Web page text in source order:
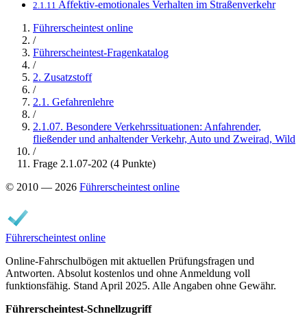
2.1.11 Affektiv-emotionales Verhalten im Straßenverkehr
Führerscheintest online
/
Führerscheintest-Fragenkatalog
/
2. Zusatzstoff
/
2.1. Gefahrenlehre
/
2.1.07. Besondere Verkehrssituationen: Anfahrender,
fließender und anhaltender Verkehr, Auto und Zweirad, Wild
/
Frage 2.1.07-202 (4 Punkte)
© 2010 — 2026 Führerscheintest online
Führerscheintest online
Online-Fahrschulbögen mit aktuellen Prüfungsfragen und
Antworten. Absolut kostenlos und ohne Anmeldung voll
funktionsfähig. Stand April 2025. Alle Angaben ohne Gewähr.
Führerscheintest-Schnellzugriff